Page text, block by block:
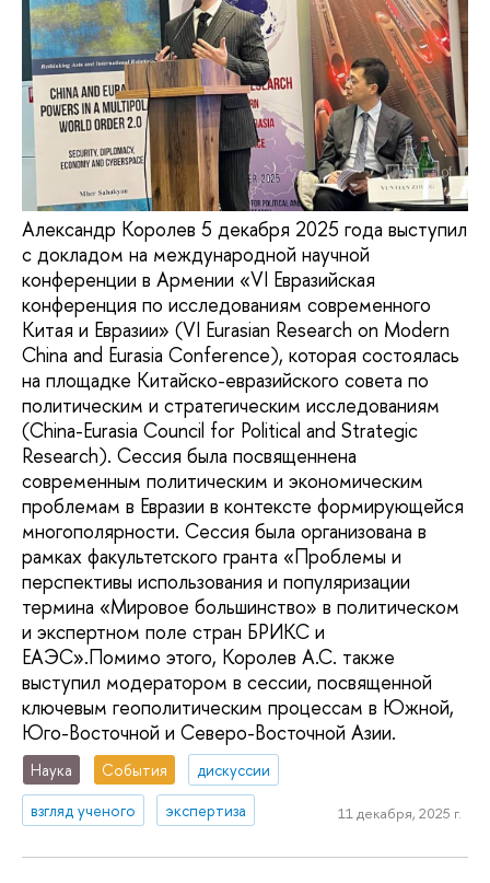
Александр Королев 5 декабря 2025 года выступил
с докладом на международной научной
конференции в Армении «VI Евразийская
конференция по исследованиям современного
Китая и Евразии» (VI Eurasian Research on Modern
China and Eurasia Conference), которая состоялась
на площадке Китайско-евразийского совета по
политическим и стратегическим исследованиям
(China-Eurasia Council for Political and Strategic
Research). Сессия была посвященнена
современным политическим и экономическим
проблемам в Евразии в контексте формирующейся
многополярности. Сессия была организована в
рамках факультетского гранта «Проблемы и
перспективы использования и популяризации
термина «Мировое большинство» в политическом
и экспертном поле стран БРИКС и
ЕАЭС».Помимо этого, Королев А.С. также
выступил модератором в сессии, посвященной
ключевым геополитическим процессам в Южной,
Юго-Восточной и Северо-Восточной Азии.
Наука События
дискуссии
взгляд ученого
экспертиза 11 декабря, 2025 г.